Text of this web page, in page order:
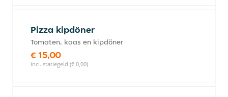
Pizza kipdöner
Tomaten, kaas en kipdöner
€ 15,00
incl. statiegeld (€ 0,00)